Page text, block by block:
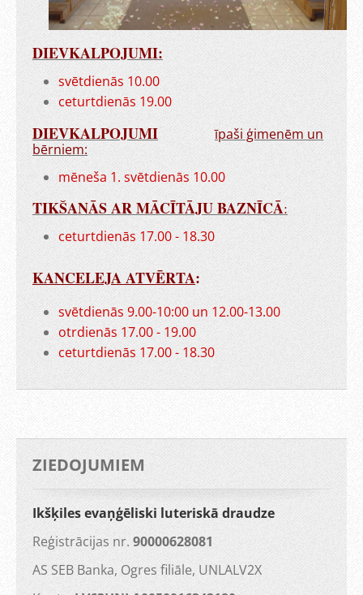
DIEVKALPOJUMI:
svētdienās 10.00
ceturtdienās 19.00
DIEVKALPOJUMI
īpaši ģimenēm un
bērniem:
mēneša 1. svētdienās 10.00
TIKŠANĀS AR MĀCĪTĀJU BAZNĪCĀ:
ceturtdienās 17.00 - 18.30
KANCELEJA ATVĒRTA:
svētdienās 9.00-10:00 un 12.00-13.00
otrdienās 17.00 - 19.00
ceturtdienās 17.00 - 18.30
ZIEDOJUMIEM
Ikšķiles evaņģēliski luteriskā draudze
Reģistrācijas nr. 90000628081
AS SEB Banka, Ogres filiāle, UNLALV2X